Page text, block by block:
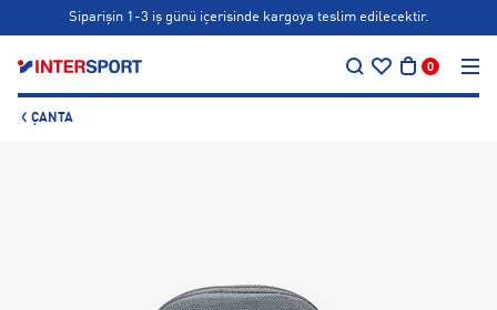
Siparişin 1-3 iş günü içerisinde kargoya teslim edilecektir.
0
ÇANTA